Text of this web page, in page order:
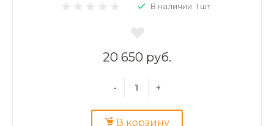
В наличии: 1 шт.
20 650 руб.
- +
В корзину